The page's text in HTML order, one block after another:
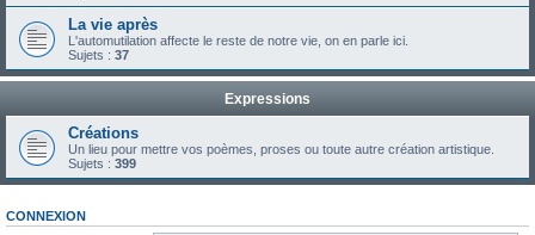
La vie après
L'automutilation affecte le reste de notre vie, on en parle ici.
Sujets : 37
Expressions
Créations
Un lieu pour mettre vos poèmes, proses ou toute autre création artistique.
Sujets : 399
CONNEXION